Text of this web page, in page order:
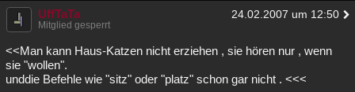
UffTaTa 24.02.2007 um 12:50
Mitglied gesperrt
<<Man kann Haus-Katzen nicht erziehen , sie hören nur , wenn
sie "wollen".
unddie Befehle wie "sitz" oder "platz" schon gar nicht . <<<